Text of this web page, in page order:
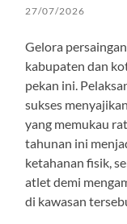
27/07/2026
Gelora
kabupaten dan
pekan ini.
sukses
yang memukau
tahunan ini
ketahanan fisik,
atlet demi
di kawasan